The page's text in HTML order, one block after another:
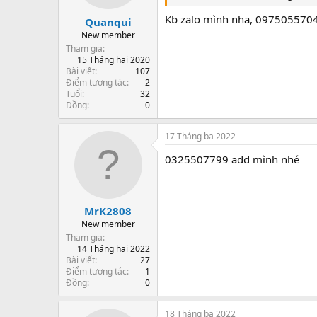
Quanqui
New member
Tham gia
15 Tháng hai 2020
Bài viết
107
Điểm tương tác
2
Tuổi
32
Đồng
0
Kb zalo mình nha,
MrK2808
New member
Tham gia
14 Tháng hai 2022
Bài viết
27
Điểm tương tác
1
Đồng
0
17 Tháng ba 2022
0325507799 add mình nhé
18 Tháng ba 2022